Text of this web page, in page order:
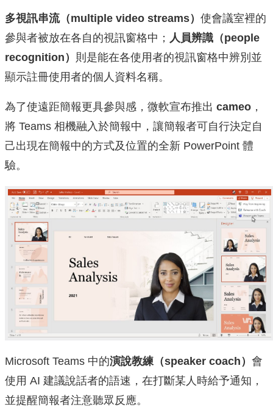
多視訊串流（multiple video streams） 使會議室裡的
參與者被放在各自的視訊窗格中； 人員辨識（people
recognition） 則是能在各使用者的視訊窗格中辨別並
顯示註冊使用者的個人資料名稱。
為了使遠距簡報更具參與感，微軟宣布推出 cameo ，
將 Teams 相機融入於簡報中，讓簡報者可自行決定自
己出現在簡報中的方式及位置的全新 PowerPoint 體
驗。
Microsoft Teams 中的演說教練（speaker coach） 會
使用 AI 建議說話者的語速，在打斷某人時給予通知，
並提醒簡報者注意聽眾反應。